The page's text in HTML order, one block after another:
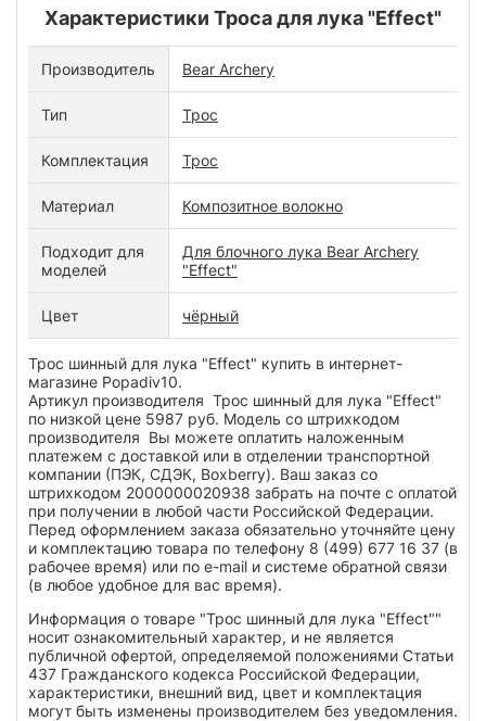
Характеристики Троса для лука "Effect"
Производитель Bear Archery
Тип Трос
Комплектация Трос
Материал Композитное волокно
Подходит для
моделей
Для блочного лука Bear Archery
"Effect"
Цвет чёрный
Трос шинный для лука "Effect" купить в интернет-
магазине Popadiv10.
Артикул производителя Трос шинный для лука "Effect"
по низкой цене 5987 руб. Модель со штрихкодом
производителя Вы можете оплатить наложенным
платежем с доставкой или в отделении транспортной
компании (ПЭК, СДЭК, Boxberry). Ваш заказ со
штрихкодом 2000000020938 забрать на почте с оплатой
при получении в любой части Российской Федерации.
Перед оформлением заказа обязательно уточняйте цену
и комплектацию товара по телефону 8 (499) 677 16 37 (в
рабочее время) или по e-mail и системе обратной связи
(в любое удобное для вас время).
Информация о товаре "Трос шинный для лука "Effect""
носит ознакомительный характер, и не является
публичной офертой, определяемой положениями Статьи
437 Гражданского кодекса Российской Федерации,
характеристики, внешний вид, цвет и комплектация
могут быть изменены производителем без уведомления.